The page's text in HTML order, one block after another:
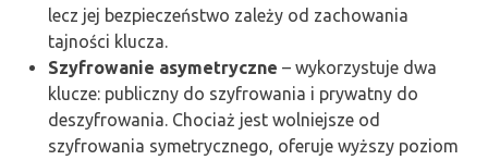
lecz jej bezpieczeństwo zależy od zachowania
tajności klucza.
Szyfrowanie asymetryczne – wykorzystuje dwa
klucze: publiczny do szyfrowania i prywatny do
deszyfrowania. Chociaż jest wolniejsze od
szyfrowania symetrycznego, oferuje wyższy poziom